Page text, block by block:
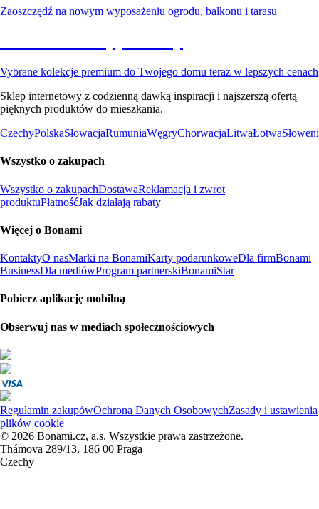
Zaoszczędź na nowym wyposażeniu ogrodu, balkonu i tarasu
Vybrane kolekcje premium do Twojego domu teraz w lepszych cenach
Sklep internetowy z codzienną dawką inspiracji i najszerszą ofertą
pięknych produktów do mieszkania.
CzechyPolskaSłowacjaRumuniaWęgryChorwacjaLitwaŁotwa
Wszystko o zakupach
Wszystko o zakupachDostawaReklamacja i zwrot
produktuPłatnośćJak działają rabaty
Więcej o Bonami
KontaktyO nasMarki na BonamiKarty podarunkoweDla firmBonami
BusinessDla mediówProgram partnerskiBonamiStar
Pobierz aplikację mobilną
Obserwuj nas w mediach społecznościowych
Regulamin zakupówOchrona Danych OsobowychZasady i ustawienia
plików cookie
© 2026 Bonami.cz, a.s. Wszystkie prawa zastrzeżone.
Thámova 289/13, 186 00 Praga
Czechy